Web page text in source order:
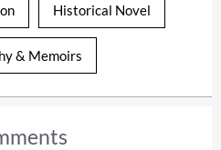
Historical Novel
& Memoirs